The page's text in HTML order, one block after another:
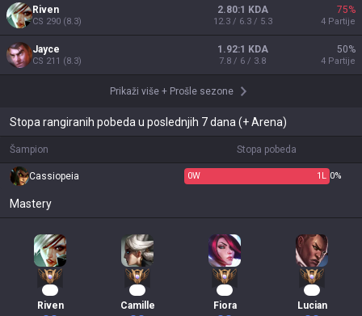
Riven
CS 290 (8.3)
2.80:1 KDA
12.3 / 6.3 / 5.3
75%
4 Partije
Jayce
CS 211 (8.3)
1.92:1 KDA
7.8 / 6 / 3.8
50%
4 Partije
Prikaži više+ Prošle sezone
Stopa rangiranih pobeda u poslednjih 7 dana (+ Arena)
Šampion Stopa pobeda
Cassiopeia 0W 1 L 0%
Mastery
Riven Camille Fiora Lucian